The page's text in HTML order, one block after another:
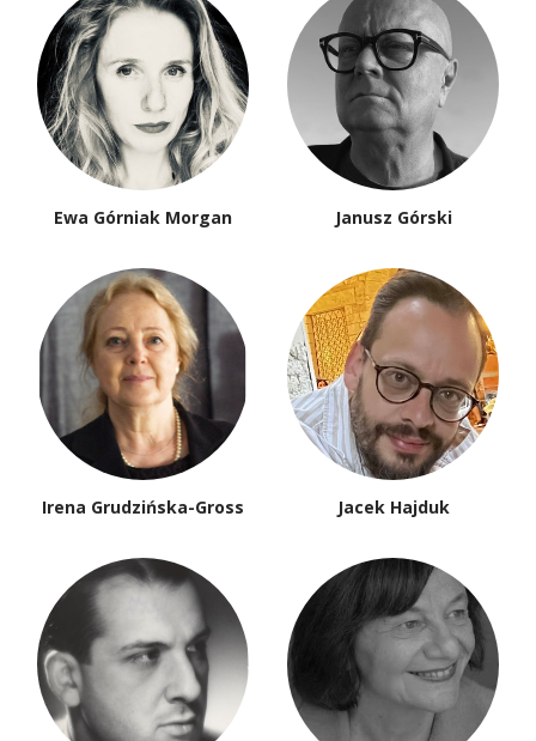
Ewa Górniak Morgan Janusz Górski
Irena Grudzińska-Gross Jacek Hajduk